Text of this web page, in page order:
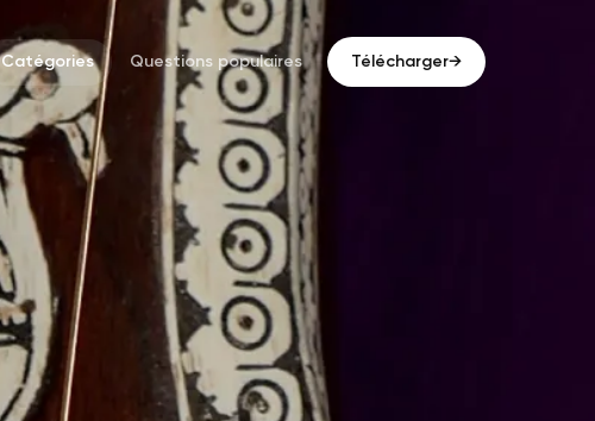
Catégories Questions populaires Télécharger→